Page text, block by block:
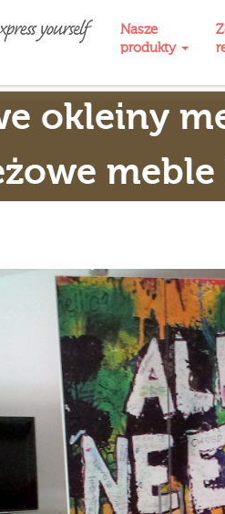
Nasze
produkty
okleiny
meble